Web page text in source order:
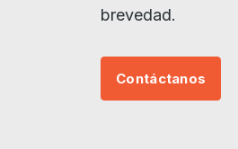
brevedad.
Contáctanos